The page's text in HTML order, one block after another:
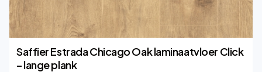
Saffier Estrada Chicago Oak laminaatvloer Click
– lange plank